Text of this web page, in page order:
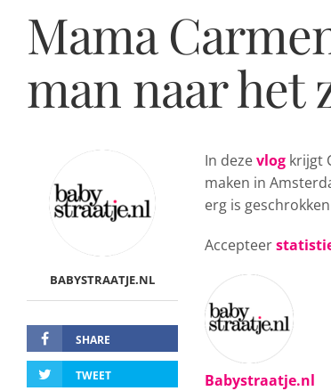
Mama
man naar het
BABYSTRAATJE.NL
SHARE
TWEET
In dezevlog krijgt
maken in
erg is
Accepteer
Babystraatje.nl